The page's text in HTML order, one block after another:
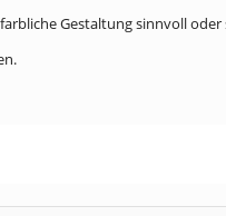
Gestaltung sinnvoll